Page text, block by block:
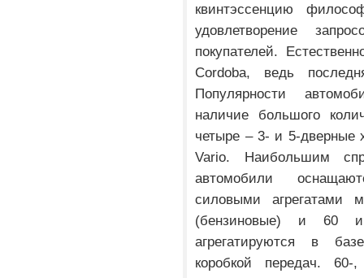
квинтэссенцию
удовлетворение
покупателей.
Cordoba, ведь
Популярности
наличие большого
четыре – 3- и 5-дверные
Vario. Наибольшим
автомобили
силовыми
(бензиновые) и 60
агрегатируются в
коробкой передач.